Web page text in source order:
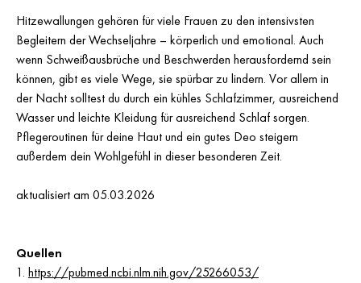
Hitzewallungen gehören für viele Frauen zu den intensivsten
Begleitern der Wechseljahre – körperlich und emotional. Auch
wenn Schweißausbrüche und Beschwerden herausfordernd sein
können, gibt es viele Wege, sie spürbar zu lindern. Vor allem in
der Nacht solltest du durch ein kühles Schlafzimmer, ausreichend
Wasser und leichte Kleidung für ausreichend Schlaf sorgen.
Pflegeroutinen für deine Haut und ein gutes Deo steigern
außerdem dein Wohlgefühl in dieser besonderen Zeit.
aktualisiert am 05.03.2026
Quellen
https://pubmed.ncbi.nlm.nih.gov/25266053/